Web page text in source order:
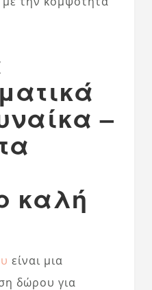
–
καλή
είναι μια
δώρου για